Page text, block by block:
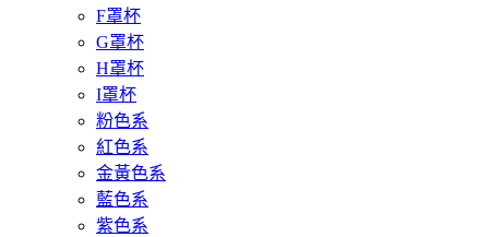
F罩杯
G罩杯
H罩杯
I罩杯
粉色系
紅色系
金黃色系
藍色系
紫色系